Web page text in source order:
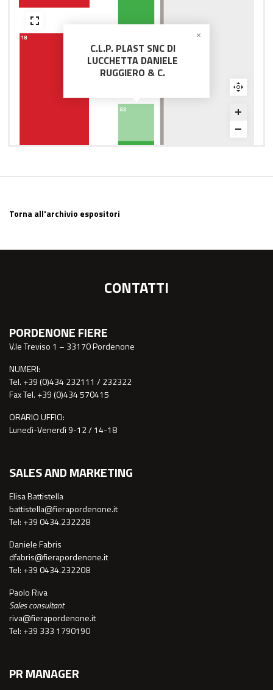
C.L.P. PLAST SNC DI
LUCCHETTA DANIELE
RUGGIERO & C.
Torna all'archivio espositori
CONTATTI
PORDENONE FIERE
V.le Treviso 1 – 33170 Pordenone
NUMERI:
Tel. +39 (0)434 232111 / 232322
Fax Tel. +39 (0)434 570415
ORARIO UFFICI:
Lunedì-Venerdì 9-12 / 14-18
SALES AND MARKETING
Elisa Battistella
battistella@fierapordenone.it
Tel: +39 0434.232228
Daniele Fabris
dfabris@fierapordenone.it
Tel: +39 0434.232208
Paolo Riva
Sales consultant
riva@fierapordenone.it
Tel: +39 333 1790190
PR MANAGER